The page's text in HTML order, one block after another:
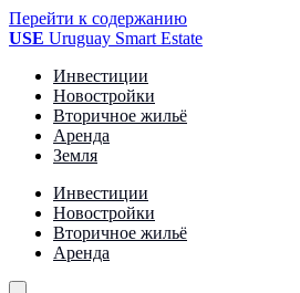
Перейти к содержанию
USE Uruguay Smart Estate
Инвестиции
Новостройки
Вторичное жильё
Аренда
Земля
Инвестиции
Новостройки
Вторичное жильё
Аренда